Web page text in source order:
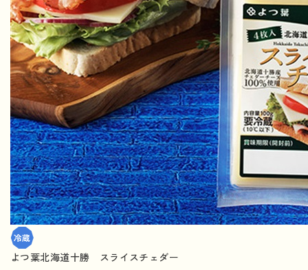
よつ葉北海道十勝 スライスチェダー